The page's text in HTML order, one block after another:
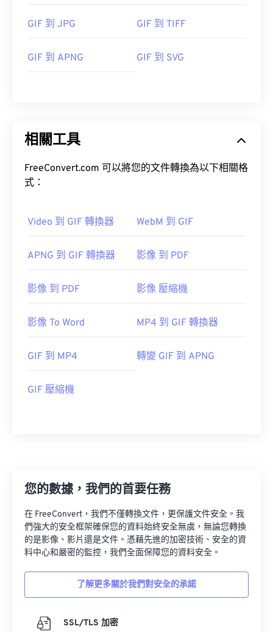
GIF 到 JPG GIF 到 TIFF
GIF 到 APNG GIF 到 SVG
相關工具
FreeConvert.com 可以將您的文件轉換為以下相關格
式：
Video 到 GIF 轉換器 WebM 到 GIF
APNG 到 GIF 轉換器 影像 到 PDF
影像 到 PDF 影像 壓縮機
影像 To Word MP4 到 GIF 轉換器
GIF 到 MP4 轉變 GIF 到 APNG
GIF 壓縮機
您的數據，我們的首要任務
在 FreeConvert，我們不僅轉換文件，更保護文件安全。我
們強大的安全框架確保您的資料始終安全無虞，無論您轉換
的是影像、影片還是文件。憑藉先進的加密技術、安全的資
料中心和嚴密的監控，我們全面保障您的資料安全。
了解更多關於我們對安全的承諾
SSL/TLS 加密